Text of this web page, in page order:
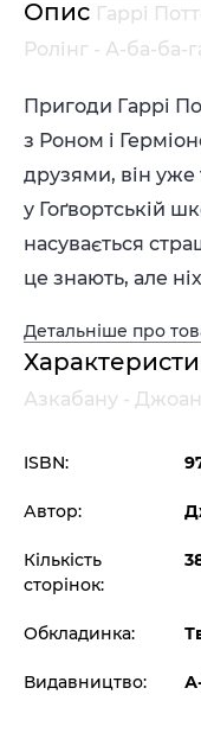
Опис Гаррі
Ролінг - А-ба-ба-
Пригоди Гаррі
з Роном і
друзями, він уже
у Гоґвортській
насувається
це знають, але
Детальніше про
Азкабану -
ISBN:
Автор:
Кількість
сторінок:
Обкладинка:
Видавництво: